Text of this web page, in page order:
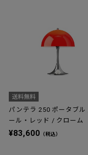
パンテラ 250 ポータブル
ール・レッド / クローム
¥83,600 （税込）